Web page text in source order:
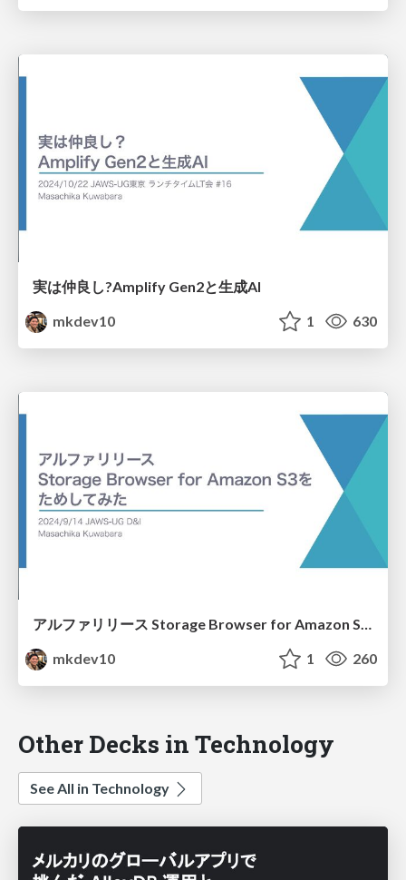
実は仲良し?Amplify Gen2と生成AI
mkdev10
1 630
アルファリリース Storage Browser for Amazon S3をためしてみた
mkdev10
1 260
Other Decks in Technology
See All in Technology